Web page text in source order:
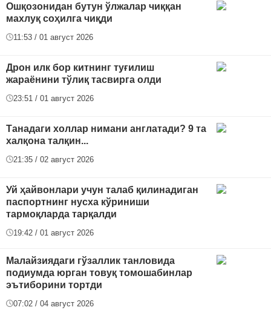
Ошқозонидан бутун ўлжалар чиққан
махлуқ соҳилга чиқди
11:53 / 01 август 2026
Дрон илк бор китнинг туғилиш
жараёнини тўлиқ тасвирга олди
23:51 / 01 август 2026
Танадаги холлар нимани англатади? 9 та
халқона талқин...
21:35 / 02 август 2026
Уй ҳайвонлари учун талаб қилинадиган
паспортнинг нусха кўриниши
тармоқларда тарқалди
19:42 / 01 август 2026
Малайзиядаги гўзаллик танловида
подиумда юрган товуқ томошабинлар
эътиборини тортди
07:02 / 04 август 2026